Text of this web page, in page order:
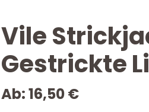
Vile
Gestrickte
Ab:16,50€